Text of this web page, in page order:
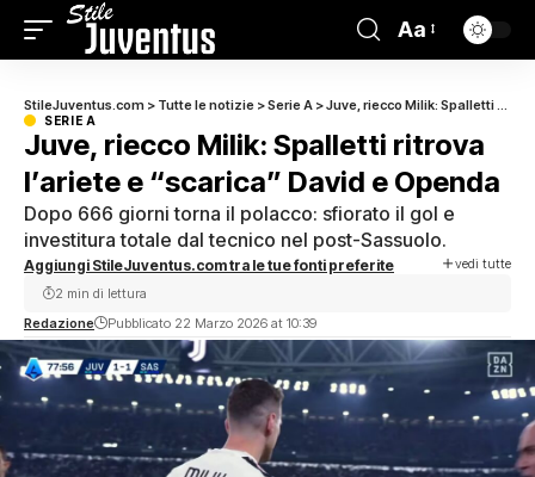
Aa
StileJuventus.com > Tutte le notizie >Serie A >Juve, riecco Milik: Spalletti ritrova l’ariete e “scarica” David e Openda
SERIE A
Juve, riecco Milik: Spalletti ritrova
l’ariete e “scarica” David e Openda
Dopo 666 giorni torna il polacco: sfiorato il gol e
investitura totale dal tecnico nel post-Sassuolo.
Aggiungi StileJuventus.com tra le tue fonti preferite vedi tutte
Redazione Pubblicato 22 Marzo 2026 at 10:39
2 min di lettura